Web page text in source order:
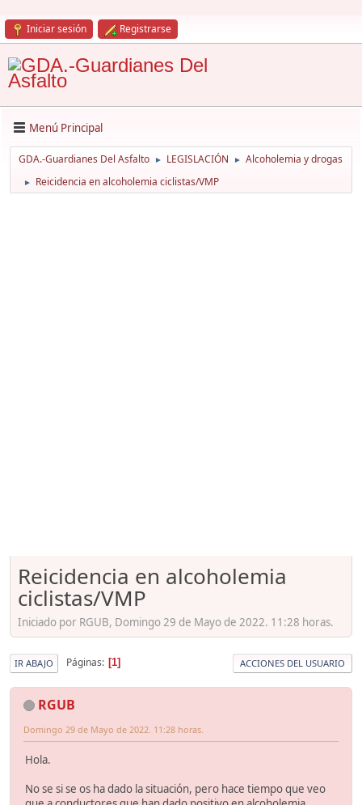
Iniciar sesión Registrarse
Menú Principal
GDA.-Guardianes Del Asfalto ► LEGISLACIÓN ► Alcoholemia y drogas
► Reicidencia en alcoholemia ciclistas/VMP
Reicidencia en alcoholemia
ciclistas/VMP
Iniciado por RGUB, Domingo 29 de Mayo de 2022. 11:28 horas.
IR ABAJO Páginas 1 ACCIONES DEL USUARIO
RGUB
Domingo 29 de Mayo de 2022. 11:28 horas.
Hola.
No se si se os ha dado la situación, pero hace tiempo que veo